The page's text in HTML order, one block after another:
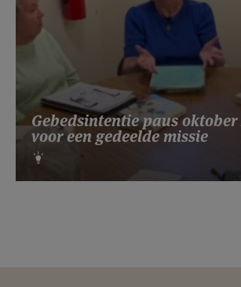
Gebedsintentie paus oktober
voor een gedeelde missie